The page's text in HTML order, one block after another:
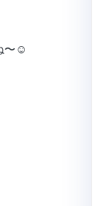
〜☺️